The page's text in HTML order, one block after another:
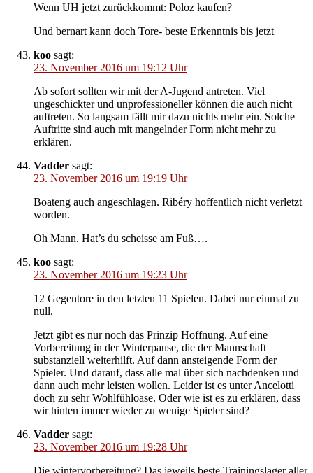
Wenn UH jetzt zurückkommt: Poloz kaufen?
Und bernart kann doch Tore- beste Erkenntnis bis jetzt
koo sagt:
23. November 2016 um 19:12 Uhr
Ab sofort sollten wir mit der A-Jugend antreten. Viel
ungeschickter und unprofessioneller können die auch nicht
auftreten. So langsam fällt mir dazu nichts mehr ein. Solche
Auftritte sind auch mit mangelnder Form nicht mehr zu
erklären.
Vadder sagt:
23. November 2016 um 19:19 Uhr
Boateng auch angeschlagen. Ribéry hoffentlich nicht verletzt
worden.
Oh Mann. Hat’s du scheisse am Fuß….
koo sagt:
23. November 2016 um 19:23 Uhr
12 Gegentore in den letzten 11 Spielen. Dabei nur einmal zu
null.
Jetzt gibt es nur noch das Prinzip Hoffnung. Auf eine
Vorbereitung in der Winterpause, die der Mannschaft
substanziell weiterhilft. Auf dann ansteigende Form der
Spieler. Und darauf, dass alle mal über sich nachdenken und
dann auch mehr leisten wollen. Leider ist es unter Ancelotti
doch zu sehr Wohlfühloase. Oder wie ist es zu erklären, dass
wir hinten immer wieder zu wenige Spieler sind?
Vadder sagt:
23. November 2016 um 19:28 Uhr
Die wintervorbereitung? Das jeweils beste Trainingslager aller